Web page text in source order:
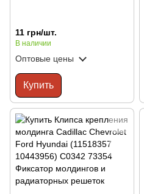
11 грн/шт.
В наличии
Оптовые цены
Купить